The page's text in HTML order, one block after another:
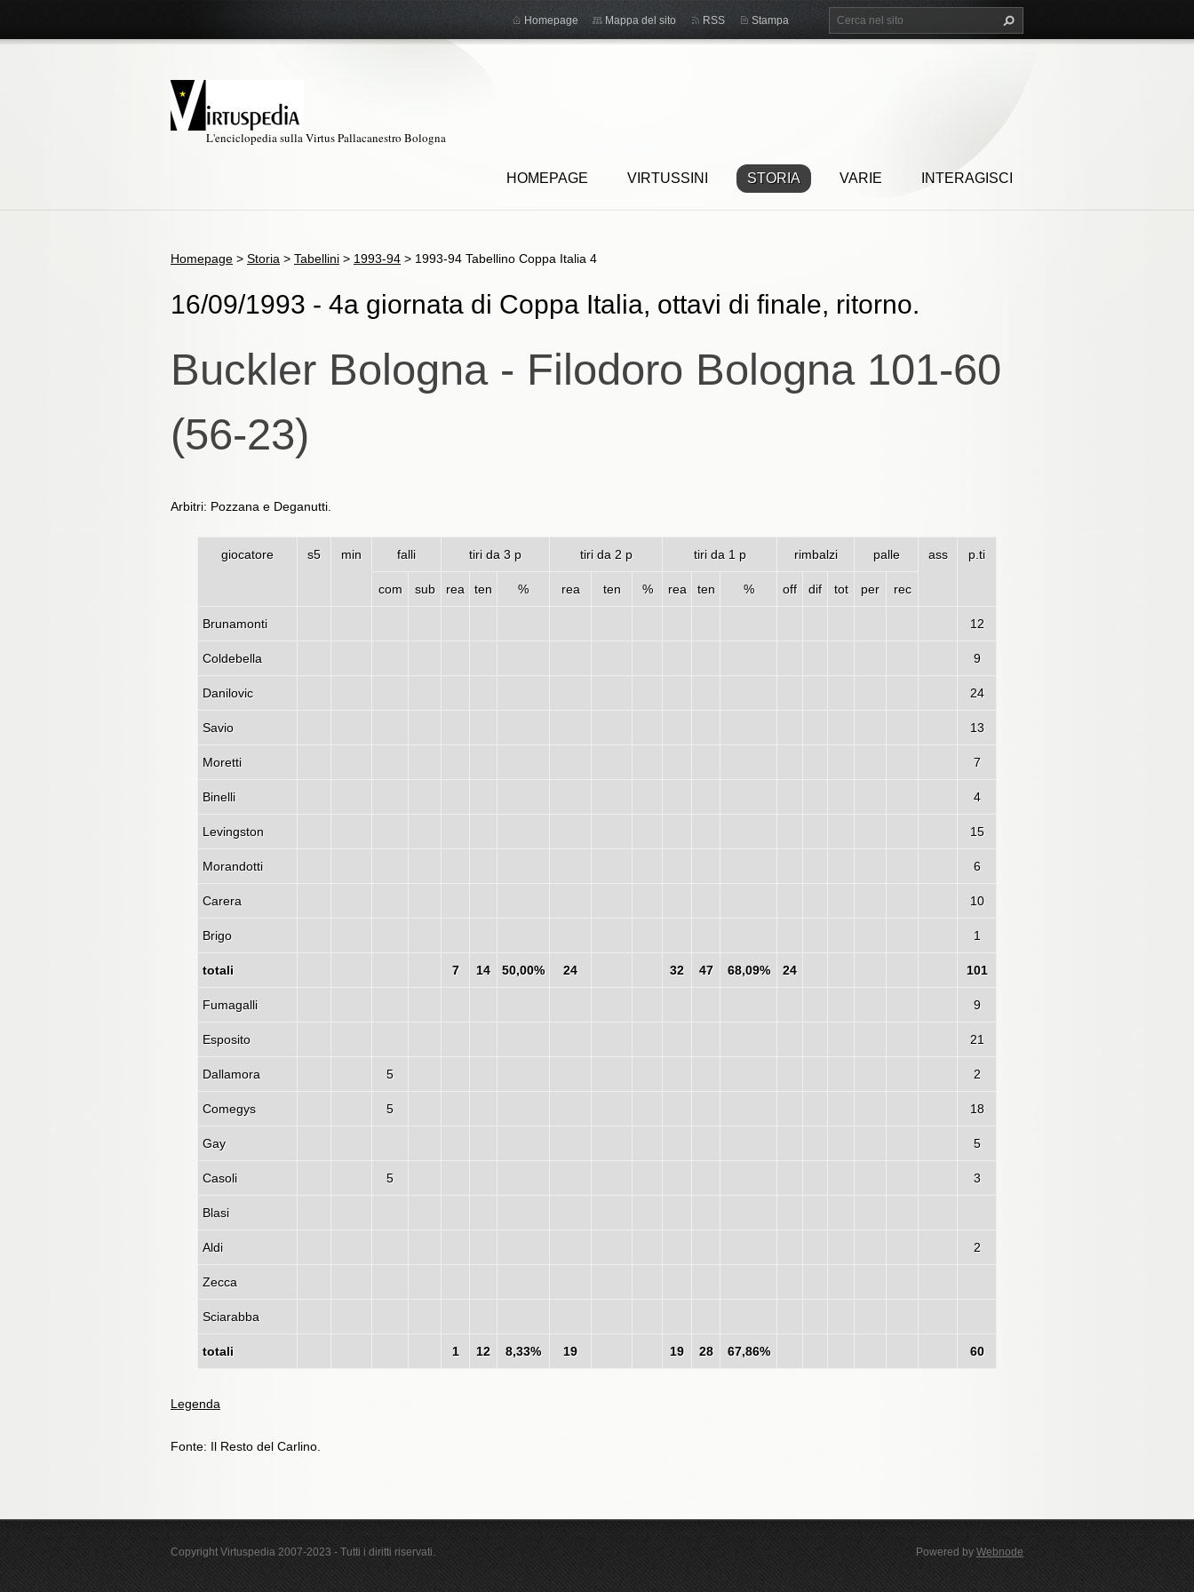
L'enciclopedia sulla Virtus Pallacanestro Bologna
HOMEPAGE VIRTUSSINI STORIA VARIE INTERAGISCI
Homepage Mappa del sito RSS Stampa
Homepage > Storia > Tabellini > 1993-94 > 1993-94 Tabellino Coppa Italia 4
16/09/1993 - 4a giornata di Coppa Italia, ottavi di finale, ritorno.
Buckler Bologna - Filodoro Bologna 101-60
(56-23)
Arbitri: Pozzana e Deganutti.
giocatore s5 min falli tiri da 3 p tiri da 2 p tiri da 1 p rimbalzi palle ass p.ti
com sub rea ten % rea ten % rea ten % off dif tot per rec
Brunamonti 12
Coldebella 9
Danilovic 24
Savio 13
Moretti 7
Binelli 4
Levingston 15
Morandotti 6
Carera 10
Brigo 1
totali 7 14 50,00% 24 32 47 68,09% 24 101
Fumagalli 9
Esposito 21
Dallamora 5 2
Comegys 5 18
Gay 5
Casoli 5 3
Blasi
Aldi 2
Zecca
Sciarabba
totali 1 12 8,33% 19 19 28 67,86% 60
Legenda
Fonte: Il Resto del Carlino.
Copyright Virtuspedia 2007-2023 - Tutti i diritti riservati. Powered by Webnode